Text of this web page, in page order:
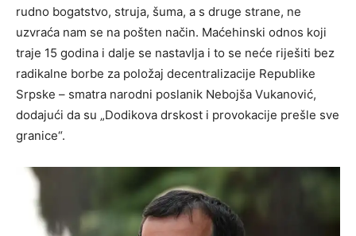
rudno bogatstvo, struja, šuma, a s druge strane, ne
uzvraća nam se na pošten način. Maćehinski odnos koji
traje 15 godina i dalje se nastavlja i to se neće riješiti bez
radikalne borbe za položaj decentralizacije Republike
Srpske – smatra narodni poslanik Nebojša Vukanović,
dodajući da su „Dodikova drskost i provokacije prešle sve
granice“.